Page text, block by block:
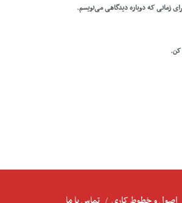
زمانی که دوباره دیدگاهی می‌نویسم.
کن.